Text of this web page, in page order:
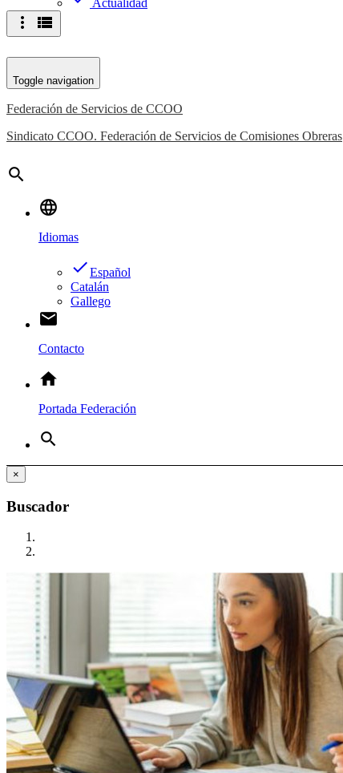
Actualidad
more_vert view_list
Toggle navigation
Federación de Servicios de CCOO
Sindicato CCOO. Federación de Servicios de Comisiones Obreras
search
language
Idiomas
doneEspañol
Catalán
Gallego
email
Contacto
home
Portada Federación
search
×
Buscador